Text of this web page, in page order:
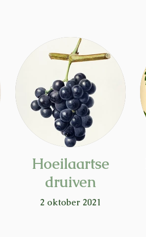
Hoeilaartse
druiven
2 oktober 2021